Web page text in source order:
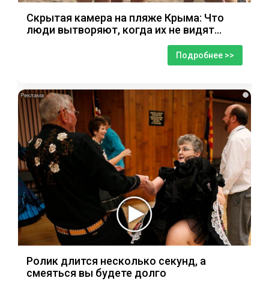
Скрытая камера на пляже Крыма: Что
люди вытворяют, когда их не видят...
Подробнее >>
i
Ролик длится несколько секунд, а
смеяться вы будете долго